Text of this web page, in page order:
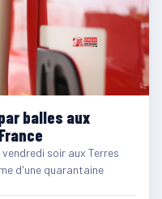
balles aux
soir aux Terres
d'une quarantaine